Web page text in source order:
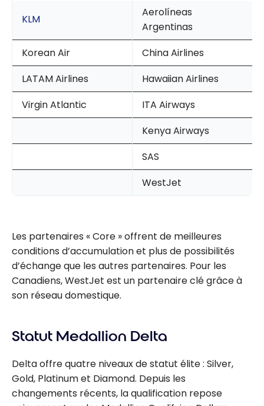
KLM
Aerolíneas
Argentinas
Korean Air
China Airlines
LATAM Airlines
Hawaiian Airlines
Virgin Atlantic
ITA Airways
Kenya Airways
SAS
WestJet
Les partenaires « Core » offrent de meilleures
conditions d’accumulation et plus de possibilités
d’échange que les autres partenaires. Pour les
Canadiens, WestJet est un partenaire clé grâce à
son réseau domestique.
Statut Medallion Delta
Delta offre quatre niveaux de statut élite : Silver,
Gold, Platinum et Diamond. Depuis les
changements récents, la qualification repose